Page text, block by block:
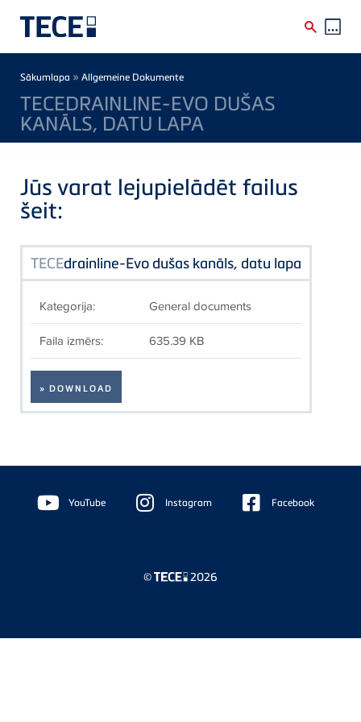
Breadcrumb
Sākumlapa » Allgemeine Dokumente
TECEDRAINLINE-EVO DUŠAS
KANĀLS, DATU LAPA
Jūs varat lejupielādēt failus
šeit:
TECEdrainline-Evo dušas kanāls, datu lapa
Kategorija: General documents
Faila izmērs: 635.39 KB
» DOWNLOAD
Floating
Sidebar YouTube Instagram Facebook
© 2026